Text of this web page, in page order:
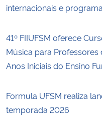
internacionais e
41º FIIUFSM oferece
Música para
Anos Iniciais do Ensino
Formula UFSM realiza
temporada 2026